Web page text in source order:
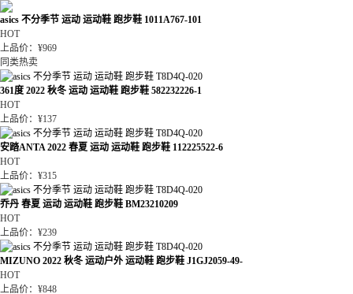
asics 不分季节 运动 运动鞋 跑步鞋 1011A767-101
HOT
上品价：¥969
同类热卖
361度 2022 秋冬 运动 运动鞋 跑步鞋 582232226-1
HOT
上品价：¥137
安踏ANTA 2022 春夏 运动 运动鞋 跑步鞋 112225522-6
HOT
上品价：¥315
乔丹 春夏 运动 运动鞋 跑步鞋 BM23210209
HOT
上品价：¥239
MIZUNO 2022 秋冬 运动户外 运动鞋 跑步鞋 J1GJ2059-49-
HOT
上品价：¥848